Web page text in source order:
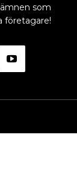
som
företagare!